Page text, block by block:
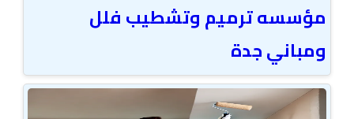
مؤسسه ترميم وتشطيب فلل
ومباني جدة